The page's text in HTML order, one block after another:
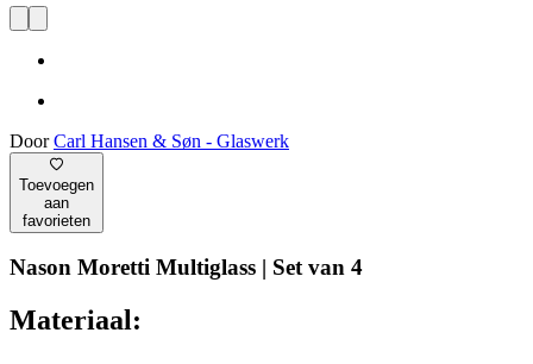
DoorCarl Hansen & Søn - Glaswerk
Toevoegen
aan
favorieten
Nason Moretti Multiglass | Set van 4
Materiaal: